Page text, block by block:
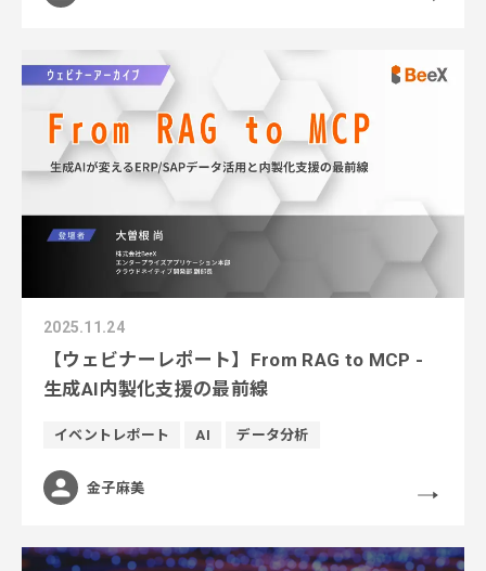
2025.11.24
【ウェビナーレポート】From RAG to MCP -
生成AI内製化支援の最前線
イベントレポート AI データ分析
金子麻美